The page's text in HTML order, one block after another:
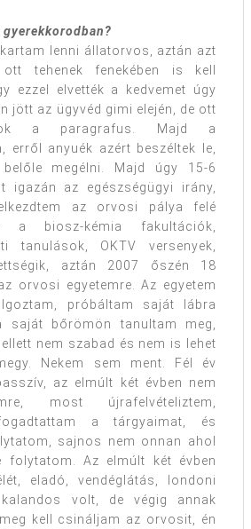
lenni állatorvos, aztán azt
tehenek fenekében is kell
ezzel elvették a kedvemet úgy
jött az ügyvéd gimi elején, de ott
a paragrafus. Majd a
erről anyuék azért beszéltek le,
megélni. Majd úgy 15-6
igazán az egészségügyi irány,
az orvosi pálya felé
a biosz-kémia fakultációk,
tanulások, OKTV versenyek,
aztán 2007 őszén 18
orvosi egyetemre. Az egyetem
próbáltam saját lábra
saját bőrömön tanultam meg,
nem szabad és nem is lehet
Nekem sem ment. Fél év
az elmúlt két évben nem
most újrafelvételiztem,
a tárgyaimat, és
sajnos nem onnan ahol
folytatom. Az elmúlt két évben
eladó, vendéglátás, londoni
volt, de végig annak
kell csináljam az orvosit, én